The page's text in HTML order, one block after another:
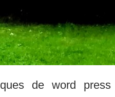
de word